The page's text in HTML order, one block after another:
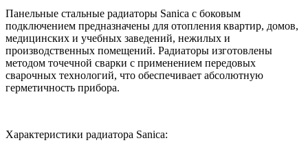
Панельные стальные радиаторы Sanica с боковым
подключением предназначены для отопления квартир, домов,
медицинских и учебных заведений, нежилых и
производственных помещений. Радиаторы изготовлены
методом точечной сварки с применением передовых
сварочных технологий, что обеспечивает абсолютную
герметичность прибора.
Характеристики радиатора Sanica: